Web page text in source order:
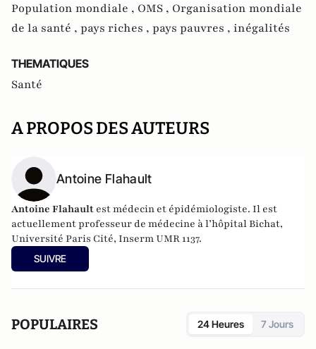
Population mondiale , OMS , Organisation mondiale
de la santé , pays riches , pays pauvres , inégalités
THEMATIQUES
Santé
A PROPOS DES AUTEURS
Antoine Flahault
Antoine Flahault est médecin et épidémiologiste. Il est
actuellement professeur de médecine à l’hôpital Bichat,
Université Paris Cité, Inserm UMR 1137.
SUIVRE
POPULAIRES 24 Heures 7 Jours